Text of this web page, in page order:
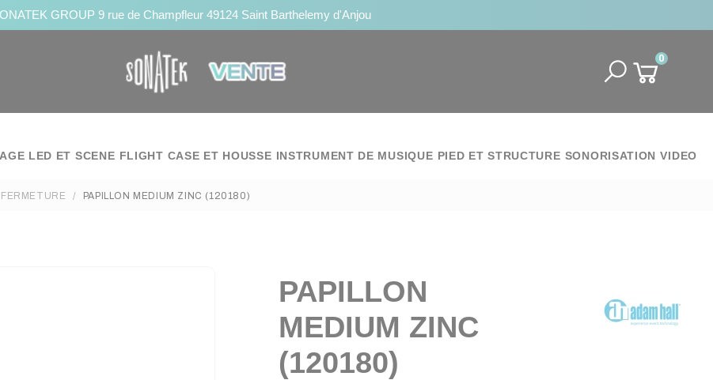
GROUP 9 rue de Champfleur 49124 Saint Barthelemy d'Anjou
0
LED ET SCENE FLIGHT CASE ET HOUSSE INSTRUMENT DE MUSIQUE PIED ET STRUCTURE SONORISATION VIDEO
FERMETURE PAPILLON MEDIUM ZINC (120180)
PAPILLON
MEDIUM ZINC
(120180)